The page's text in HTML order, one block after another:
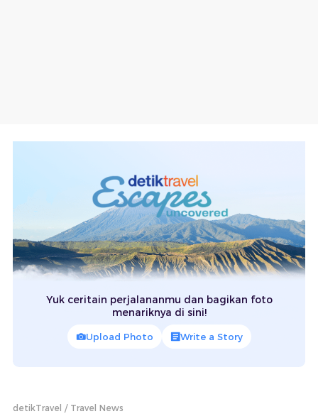
Yuk ceritain perjalananmu dan bagikan foto
menariknya di sini!
Upload Photo Write a Story
detikTravel Travel News